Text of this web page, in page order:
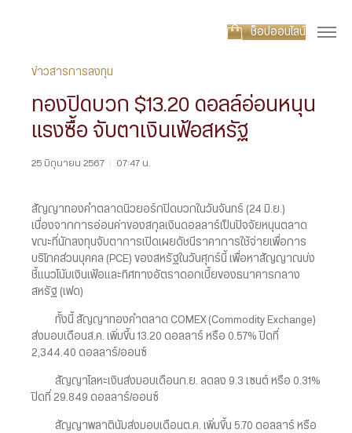
ช็อปออนไลน์
ข่าวสารการลงทุน
ทองปิดบวก $13.20 ดอลล์อ่อนหนุน
แรงซื้อ จับตาเงินเฟ้อสหรัฐ
25 มิถุนายน 2567 | 07:47 น.
สัญญาทองคำตลาดนิวยอร์กปิดบวกในวันจันทร์ (24 มิ.ย.)
เนื่องจากการอ่อนค่าของสกุลเงินดอลลาร์เป็นปัจจัยหนุนตลาด
ขณะที่นักลงทุนจับตาการเปิดเผยดัชนีราคาการใช้จ่ายเพื่อการ
บริโภคส่วนบุคคล (PCE) ของสหรัฐในวันศุกร์นี้ เพื่อหาสัญญาณบ่ง
ชี้แนวโน้มเงินเฟ้อและทิศทางอัตราดอกเบี้ยของธนาคารกลาง
สหรัฐ (เฟด)
ทั้งนี้ สัญญาทองคำตลาด COMEX (Commodity Exchange)
ส่งมอบเดือนส.ค. เพิ่มขึ้น 13.20 ดอลลาร์ หรือ 0.57% ปิดที่
2,344.40 ดอลลาร์/ออนซ์
สัญญาโลหะเงินส่งมอบเดือนก.ย. ลดลง 9.3 เซนต์ หรือ 0.31%
ปิดที่ 29.849 ดอลลาร์/ออนซ์
สัญญาพลาตินัมส่งมอบเดือนต.ค. เพิ่มขึ้น 5.70 ดอลลาร์ หรือ